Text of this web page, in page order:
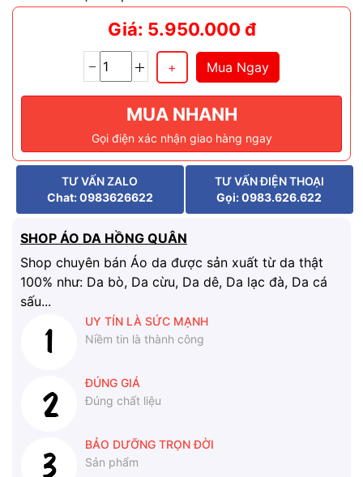
Giá: 5.950.000 đ
Mua Ngay
MUA NHANH
Gọi điện xác nhận giao hàng ngay
TƯ VẤN ZALO
Chat: 0983626622
TƯ VẤN ĐIỆN THOẠI
Gọi: 0983.626.622
SHOP ÁO DA HỒNG QUÂN
Shop chuyên bán Áo da được sản xuất từ da thật
100% như: Da bò, Da cừu, Da dê, Da lạc đà, Da cá
sấu...
UY TÍN LÀ SỨC MẠNH
Niềm tin là thành công
ĐÚNG GIÁ
Đúng chất liệu
BẢO DƯỠNG TRỌN ĐỜI
Sản phẩm